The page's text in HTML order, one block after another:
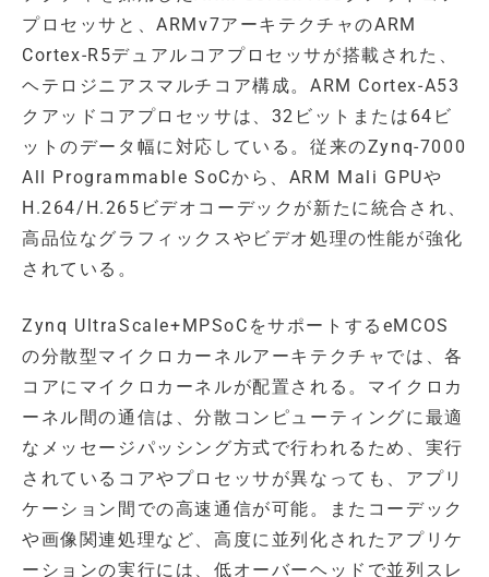
プロセッサと、ARMv7アーキテクチャのARM
Cortex-R5デュアルコアプロセッサが搭載された、
ヘテロジニアスマルチコア構成。ARM Cortex-A53
クアッドコアプロセッサは、32ビットまたは64ビ
ットのデータ幅に対応している。従来のZynq-7000
All Programmable SoCから、ARM Mali GPUや
H.264/H.265ビデオコーデックが新たに統合され、
高品位なグラフィックスやビデオ処理の性能が強化
されている。
Zynq UltraScale+MPSoCをサポートするeMCOS
の分散型マイクロカーネルアーキテクチャでは、各
コアにマイクロカーネルが配置される。マイクロカ
ーネル間の通信は、分散コンピューティングに最適
なメッセージパッシング方式で行われるため、実行
されているコアやプロセッサが異なっても、アプリ
ケーション間での高速通信が可能。またコーデック
や画像関連処理など、高度に並列化されたアプリケ
ーションの実行には、低オーバーヘッドで並列スレ